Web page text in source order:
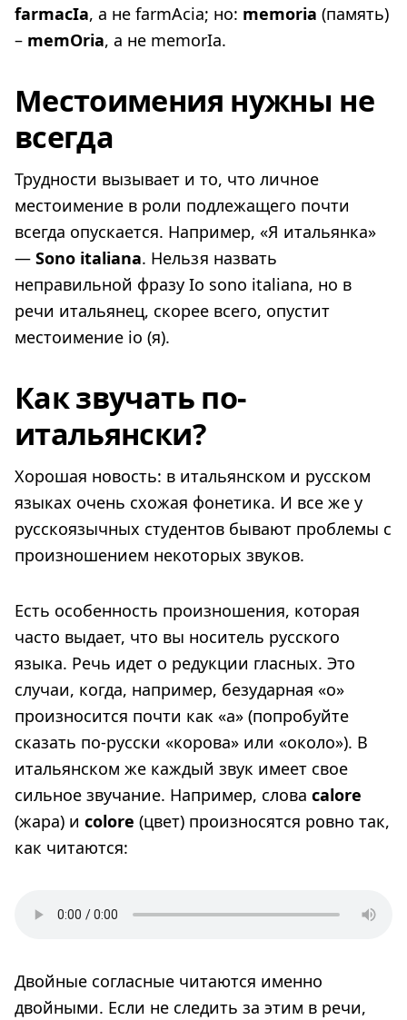
farmacIa, а не farmAcia; но: memoria (память)
– memOria, а не memorIa.
Местоимения нужны не
всегда
Трудности вызывает и то, что личное
местоимение в роли подлежащего почти
всегда опускается. Например, «Я итальянка»
— Sono italiana. Нельзя назвать
неправильной фразу Io sono italiana, но в
речи итальянец, скорее всего, опустит
местоимение io (я).
Как звучать по-
итальянски?
Хорошая новость: в итальянском и русском
языках очень схожая фонетика. И все же у
русскоязычных студентов бывают проблемы с
произношением некоторых звуков.
Есть особенность произношения, которая
часто выдает, что вы носитель русского
языка. Речь идет о редукции гласных. Это
случаи, когда, например, безударная «о»
произносится почти как «а» (попробуйте
сказать по-русски «корова» или «около»). В
итальянском же каждый звук имеет свое
сильное звучание. Например, слова calore
(жара) и colore (цвет) произносятся ровно так,
как читаются:
Двойные согласные читаются именно
двойными. Если не следить за этим в речи,